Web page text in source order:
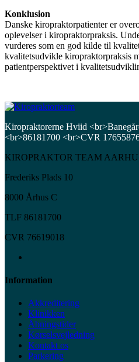
Konklusion
Danske kiropraktorpatienter er
oplevelser i kiropraktorpraksis.
vurderes som en god kilde til
kvalitetsudvikle kiropraktorpraksis
patientperspektivet i
Kiropraktorerne Hviid
<br>86181700 <br>CVR
KIROPRAKTOR TEAM
Frederiks Plads 10
8000 Århus C
TLF 86181700
CVR 76619018
Information
Akkreditering
Klinikken
Åbningstider
Kørselsvejledning
Kontakt os
Parkering